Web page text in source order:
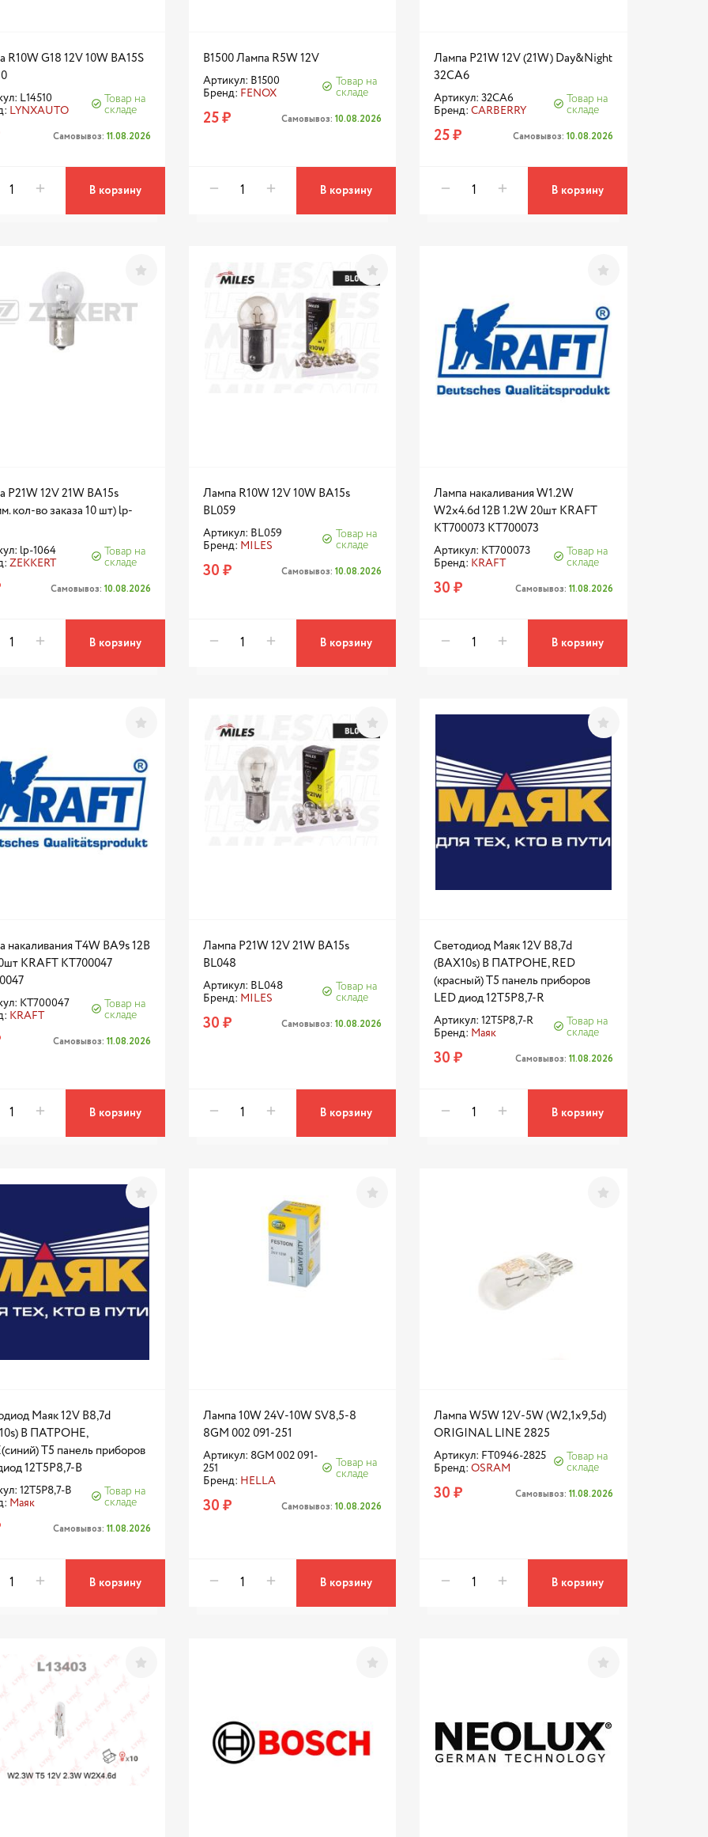
R10W G18 12V 10W BA15S
L14510
LYNXAUTO
Товар на
складе
Самовывоз: 11.08.2026
В корзину
B1500 Лампа R5W 12V
Артикул: B1500
Бренд: FENOX
Товар на
складе
25 ₽ Самовывоз:10.08.2026
В корзину
Лампа P21W 12V (21W) Day&Night
32CA6
Артикул: 32CA6
Бренд:CARBERRY
Товар на
складе
25 ₽ Самовывоз: 10.08.2026
В корзину
P21W 12V 21W BA15s
кол-во заказа 10 шт) lp-
lp-1064
ZEKKERT
Товар на
складе
Самовывоз: 10.08.2026
В корзину
Лампа R10W 12V 10W BA15s
BL059
Артикул: BL059
Бренд: MILES
Товар на
складе
30 ₽ Самовывоз:10.08.2026
В корзину
Лампа накаливания W1.2W
W2x4.6d 12В 1.2W 20шт KRAFT
KT700073 KT700073
Артикул: KT700073
Бренд: KRAFT
Товар на
складе
30 ₽ Самовывоз: 11.08.2026
В корзину
накаливания T4W BA9s 12В
KRAFT KT700047
KT700047
KRAFT
Товар на
складе
Самовывоз: 11.08.2026
В корзину
Лампа P21W 12V 21W BA15s
BL048
Артикул: BL048
Бренд: MILES
Товар на
складе
30 ₽ Самовывоз:10.08.2026
В корзину
Светодиод Маяк 12V B8,7d
(BAX10s) В ПАТРОНЕ, RED
(красный) Т5 панель приборов
LED диод 12T5P8,7-R
Артикул: 12T5P8,7-R
Бренд: Маяк
Товар на
складе
30 ₽ Самовывоз: 11.08.2026
В корзину
Маяк 12V B8,7d
В ПАТРОНЕ,
Т5 панель приборов
12T5P8,7-B
12T5P8,7-B
Маяк
Товар на
складе
Самовывоз: 11.08.2026
В корзину
Лампа 10W 24V-10W SV8,5-8
8GM 002 091-251
Артикул: 8GM 002 091-
251
Бренд: HELLA
Товар на
складе
30 ₽ Самовывоз:10.08.2026
В корзину
Лампа W5W 12V-5W (W2,1x9,5d)
ORIGINAL LINE 2825
Артикул: FT0946-2825
Бренд:OSRAM
Товар на
складе
30 ₽ Самовывоз: 11.08.2026
В корзину